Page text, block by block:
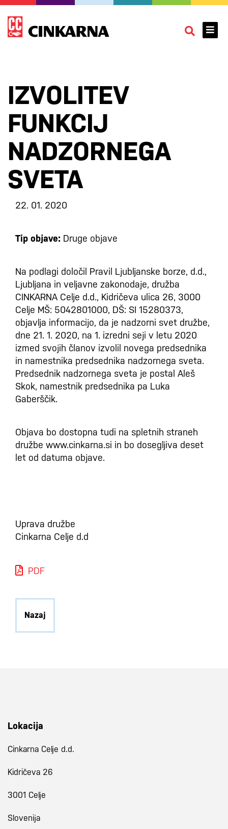
IZVOLITEV
FUNKCIJ
NADZORNEGA
SVETA
22. 01. 2020
Tip objave: Druge objave
Na podlagi določil Pravil Ljubljanske borze, d.d.,
Ljubljana in veljavne zakonodaje, družba
CINKARNA Celje d.d., Kidričeva ulica 26, 3000
Celje MŠ: 5042801000, DŠ: SI 15280373,
objavlja informacijo, da je nadzorni svet družbe,
dne 21. 1. 2020, na 1. izredni seji v letu 2020
izmed svojih članov izvolil novega predsednika
in namestnika predsednika nadzornega sveta.
Predsednik nadzornega sveta je postal Aleš
Skok, namestnik predsednika pa Luka
Gaberščik.
Objava bo dostopna tudi na spletnih straneh
družbe www.cinkarna.si in bo dosegljiva deset
let od datuma objave.
Uprava družbe
Cinkarna Celje d.d
PDF
Nazaj
Lokacija
Cinkarna Celje d.d.
Kidričeva 26
3001 Celje
Slovenija